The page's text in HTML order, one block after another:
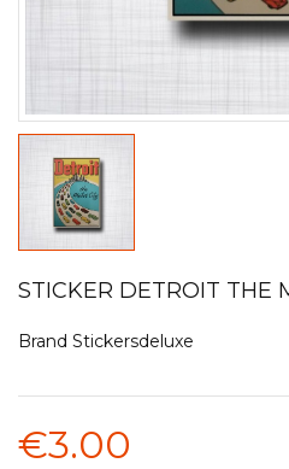
STICKER DETROIT THE
Brand Stickersdeluxe
€3.00